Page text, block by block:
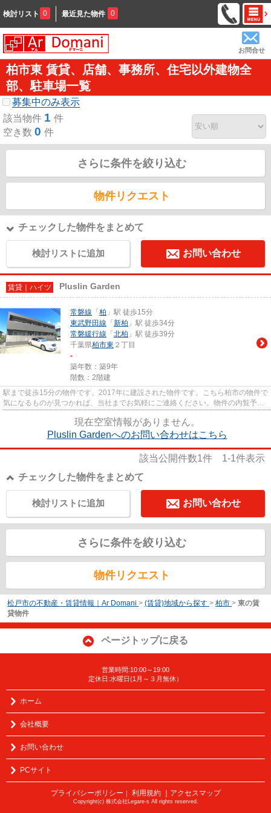
検討リスト 0 最近見た物件 0
お問合せ
柏市東 賃貸、店舗、事務所、住宅以外建物全
部、駐車場一覧
募集中のみ表示
該当物件 1 件
空き数 0 件
さらに条件を絞り込む
物件リクエスト
チェックした物件をまとめて
検討リストに追加 お問い合わせ
賃貸｜ハイツ Pluslin Garden
常磐線 「 柏 」駅 徒歩15分
東武野田線 「 新柏 」駅 徒歩34分
常磐緩行線 「 北柏 」駅 徒歩39分
千葉県柏市東 ２丁目
-
築年数：築9年
階数：2階建
駅まで徒歩15分の物件です。2017年に建設された物件です。こちら柏市の物件で
気になるものが見つかれば、当社までお気軽にご連絡ください。物件の内覧予約
現在空室情報がありません。
Pluslin Gardenへのお問い合わせはこちら
該当公開件数1件 1-1件表示
チェックした物件をまとめて
お問い合わせ
検討リストに追加
さらに条件を絞り込む
物件リクエスト
松戸市の不動産・賃貸情報｜Ar Domani > (賃貸)地域から探す > 柏市 > 東の賃
貸物件
ページトップに戻る
営業時間:10:00～19:00
定休日:水曜日(1月～３月無休）
ホーム
会社概要
お問い合わせ
PCサイト
プライバシーポリシー ｜ 利用規約 ｜アクセスマップ
Copyright(c) 株式会社Legare-s All rights reserved.